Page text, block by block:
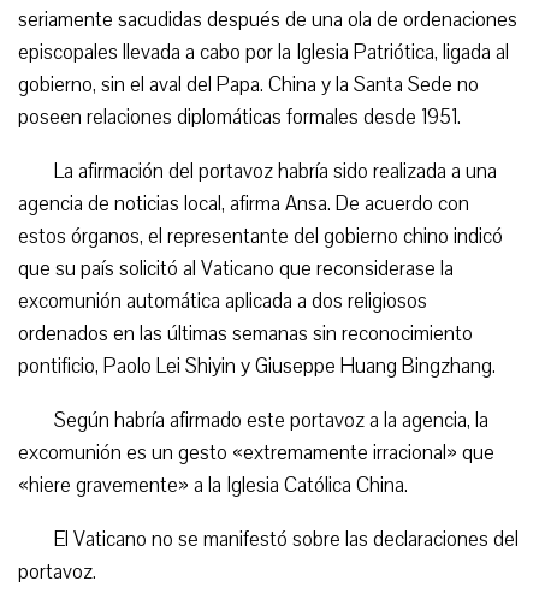
seriamente sacudidas después de una ola de ordenaciones
episcopales llevada a cabo por la Iglesia Patriótica, ligada al
gobierno, sin el aval del Papa. China y la Santa Sede no
poseen relaciones diplomáticas formales desde 1951.
La afirmación del portavoz habría sido realizada a una
agencia de noticias local, afirma Ansa. De acuerdo con
estos órganos, el representante del gobierno chino indicó
que su país solicitó al Vaticano que reconsiderase la
excomunión automática aplicada a dos religiosos
ordenados en las últimas semanas sin reconocimiento
pontificio, Paolo Lei Shiyin y Giuseppe Huang Bingzhang.
Según habría afirmado este portavoz a la agencia, la
excomunión es un gesto «extremamente irracional» que
«hiere gravemente» a la Iglesia Católica China.
El Vaticano no se manifestó sobre las declaraciones del
portavoz.